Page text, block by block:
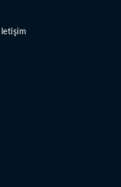
İletişim